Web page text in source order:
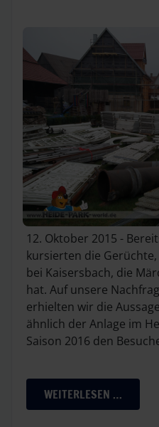
12. Oktober 2015 -
kursierten die
bei Kaisersbach, die
hat. Auf unsere
erhielten wir die
ähnlich der Anlage im
Saison 2016 den
WEITERLESEN …